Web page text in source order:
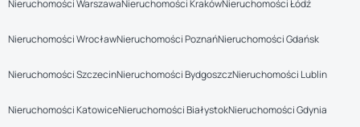
Nieruchomości WarszawaNieruchomości KrakówNieruchomości Łódź
Nieruchomości WrocławNieruchomości PoznańNieruchomości Gdańsk
Nieruchomości SzczecinNieruchomości BydgoszczNieruchomości Lublin
Nieruchomości KatowiceNieruchomości BiałystokNieruchomości Gdynia